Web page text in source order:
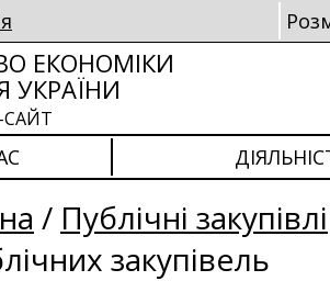
ЕКОНОМІКИ
УКРАЇНИ
/ Публічні закупівлі
закупівель